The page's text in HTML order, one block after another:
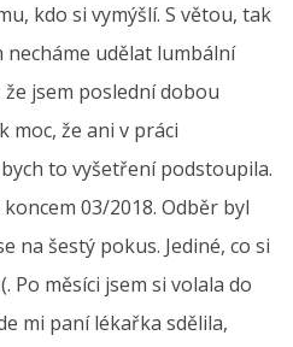
kdo si vymýšlí. S větou, tak
necháme udělat lumbální
jsem poslední dobou
moc, že ani v práci
to vyšetření podstoupila.
03/2018. Odběr byl
na šestý pokus. Jediné, co si
Po měsíci jsem si volala do
mi paní lékařka sdělila,